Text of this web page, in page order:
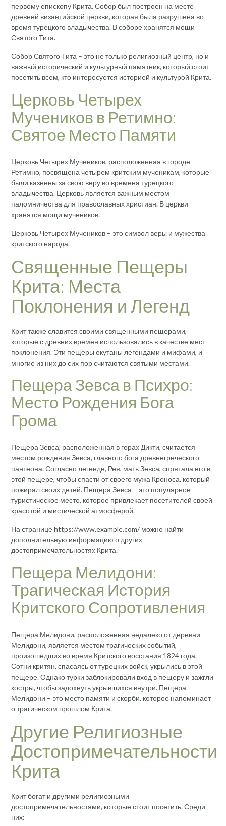
первому епископу Крита. Собор был построен на месте
древней византийской церкви, которая была разрушена во
время турецкого владычества. В соборе хранятся мощи
Святого Тита.
Собор Святого Тита – это не только религиозный центр, но и
важный исторический и культурный памятник, который стоит
посетить всем, кто интересуется историей и культурой Крита.
Церковь Четырех
Мучеников в Ретимно:
Святое Место Памяти
Церковь Четырех Мучеников, расположенная в городе
Ретимно, посвящена четырем критским мученикам, которые
были казнены за свою веру во времена турецкого
владычества. Церковь является важным местом
паломничества для православных христиан. В церкви
хранятся мощи мучеников.
Церковь Четырех Мучеников – это символ веры и мужества
критского народа.
Священные Пещеры
Крита: Места
Поклонения и Легенд
Крит также славится своими священными пещерами,
которые с древних времен использовались в качестве мест
поклонения. Эти пещеры окутаны легендами и мифами, и
многие из них до сих пор считаются святыми местами.
Пещера Зевса в Психро:
Место Рождения Бога
Грома
Пещера Зевса, расположенная в горах Дикти, считается
местом рождения Зевса, главного бога древнегреческого
пантеона. Согласно легенде, Рея, мать Зевса, спрятала его в
этой пещере, чтобы спасти от своего мужа Кроноса, который
пожирал своих детей. Пещера Зевса – это популярное
туристическое место, которое привлекает посетителей своей
красотой и мистической атмосферой.
На странице https://www.example.com/ можно найти
дополнительную информацию о других
достопримечательностях Крита.
Пещера Мелидони:
Трагическая История
Критского Сопротивления
Пещера Мелидони, расположенная недалеко от деревни
Мелидони, является местом трагических событий,
произошедших во время Критского восстания 1824 года.
Сотни критян, спасаясь от турецких войск, укрылись в этой
пещере. Однако турки заблокировали вход в пещеру и зажгли
костры, чтобы задохнуть укрывшихся внутри. Пещера
Мелидони – это место памяти и скорби, которое напоминает
о трагическом прошлом Крита.
Другие Религиозные
Достопримечательности
Крита
Крит богат и другими религиозными
достопримечательностями, которые стоит посетить. Среди
них: